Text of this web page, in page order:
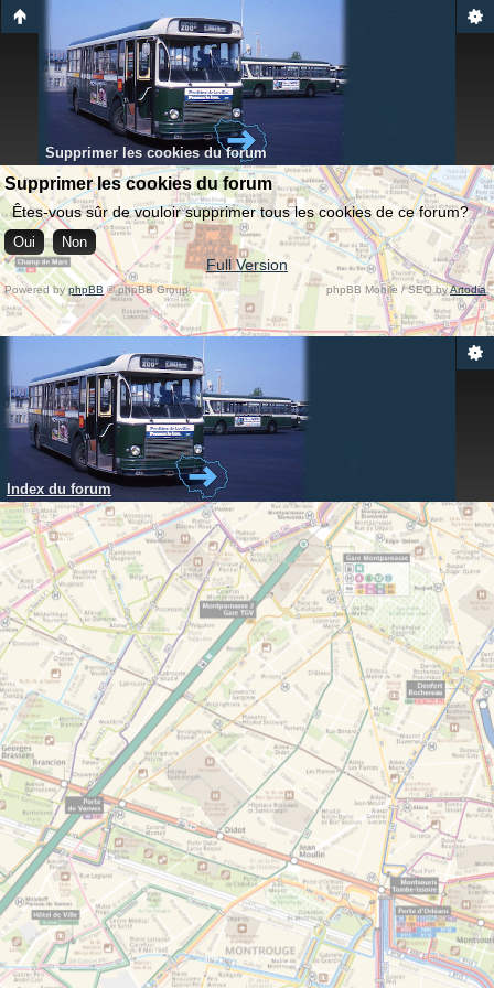
Supprimer les cookies du forum
Supprimer les cookies du forum
Êtes-vous sûr de vouloir supprimer tous les cookies de ce forum?
Full Version
Powered byphpBB © phpBB Group. phpBB Mobile / SEO byArtodia.
Index du forum